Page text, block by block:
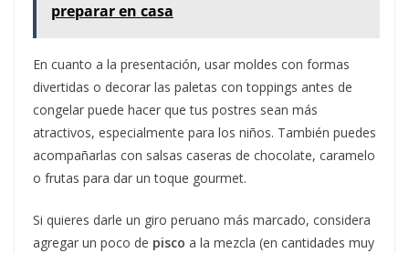
preparar en casa
En cuanto a la presentación, usar moldes con formas
divertidas o decorar las paletas con toppings antes de
congelar puede hacer que tus postres sean más
atractivos, especialmente para los niños. También puedes
acompañarlas con salsas caseras de chocolate, caramelo
o frutas para dar un toque gourmet.
Si quieres darle un giro peruano más marcado, considera
agregar un poco de pisco a la mezcla (en cantidades muy